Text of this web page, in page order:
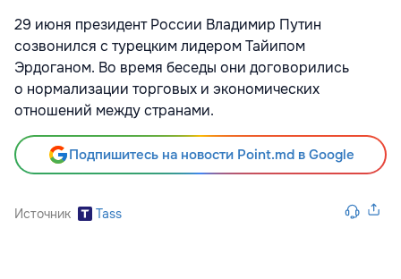
29 июня президент России Владимир Путин
созвонился с турецким лидером Тайипом
Эрдоганом. Во время беседы они договорились
о нормализации торговых и экономических
отношений между странами.
Подпишитесь на новости Point.md в Google
Источник Tass